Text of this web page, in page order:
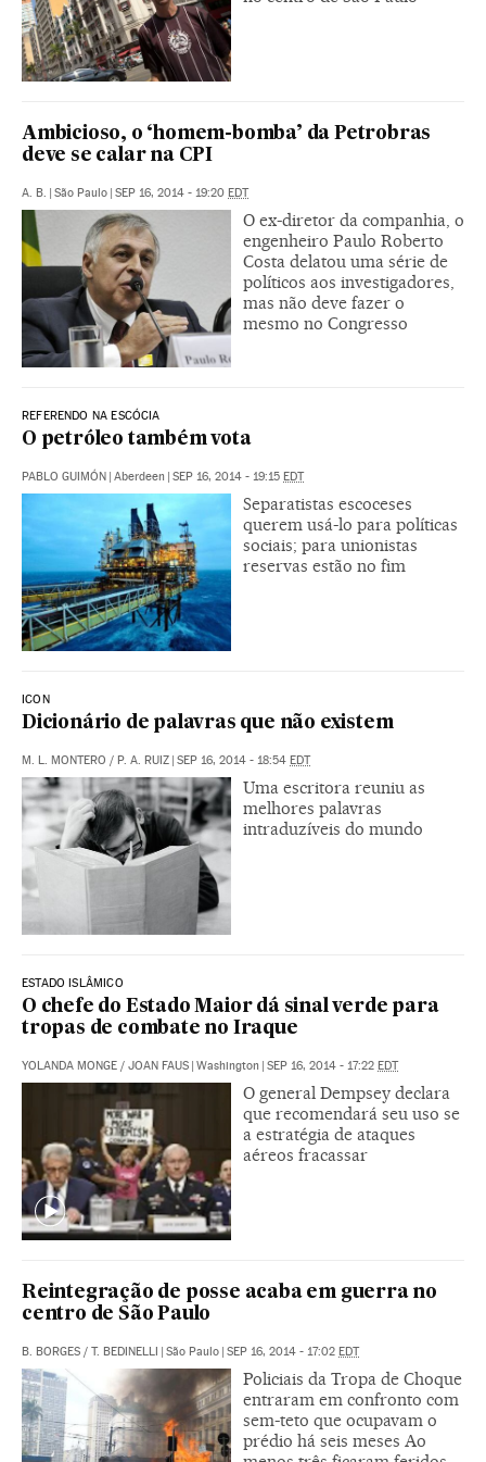
Ambicioso, o ‘homem-bomba’ da Petrobras
deve se calar na CPI
A. B. São Paulo SEP 16, 2014 - 19:20 EDT
O ex-diretor da companhia, o
engenheiro Paulo Roberto
Costa delatou uma série de
políticos aos investigadores,
mas não deve fazer o
mesmo no Congresso
REFERENDO NA ESCÓCIA
O petróleo também vota
PABLO GUIMÓN | Aberdeen | SEP 16, 2014 - 19:15 EDT
Separatistas escoceses
querem usá-lo para políticas
sociais; para unionistas
reservas estão no fim
ICON
Dicionário de palavras que não existem
M. L. MONTERO / P. A. RUIZ | SEP 16, 2014 - 18:54 EDT
Uma escritora reuniu as
melhores palavras
intraduzíveis do mundo
ESTADO ISLÂMICO
O chefe do Estado Maior dá sinal verde para
tropas de combate no Iraque
YOLANDA MONGE / JOAN FAUS | Washington | SEP 16, 2014 - 17:22 EDT
O general Dempsey declara
que recomendará seu uso se
a estratégia de ataques
aéreos fracassar
Reintegração de posse acaba em guerra no
centro de São Paulo
B. BORGES / T. BEDINELLI | São Paulo | SEP 16, 2014 - 17:02 EDT
Policiais da Tropa de Choque
entraram em confronto com
sem-teto que ocupavam o
prédio há seis meses Ao